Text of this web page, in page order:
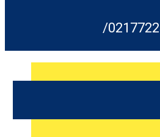
02177224177/